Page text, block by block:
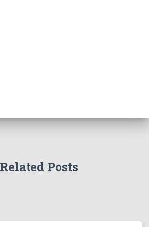
Related Posts